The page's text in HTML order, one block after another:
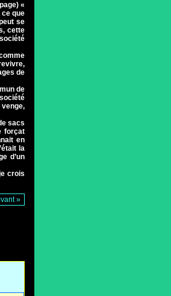
«
que
se
cette
de
de
sacs
forçat
en
la
d’un
crois
»